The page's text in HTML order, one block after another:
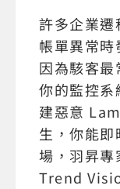
許多企業遷
帳單異常時
因為駭客
你的監控
建惡意
生，你能
場，羽昇專
Trend